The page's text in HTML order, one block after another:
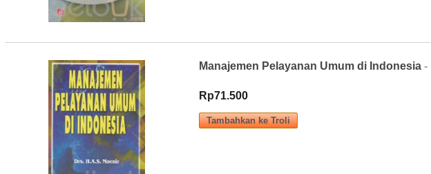
Manajemen Pelayanan Umum di Indonesia -
Rp71.500